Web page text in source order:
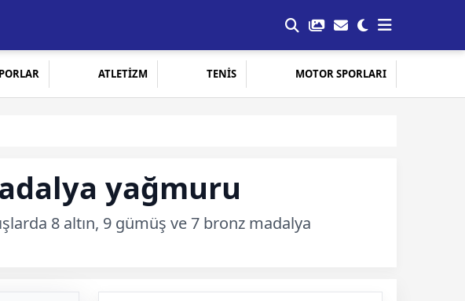
ATLETİZM TENİS MOTOR SPORLARI
yağmuru
8 altın, 9 gümüş ve 7 bronz madalya